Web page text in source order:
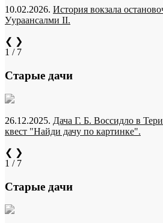
10.02.2026. История вокзала
Уураансалми II.
❮ ❯
1 / 7
Старые дачи
26.12.2025. Дача Г. Б. Воссидло в
квест "Найди дачу по картинке".
❮ ❯
1 / 7
Старые дачи